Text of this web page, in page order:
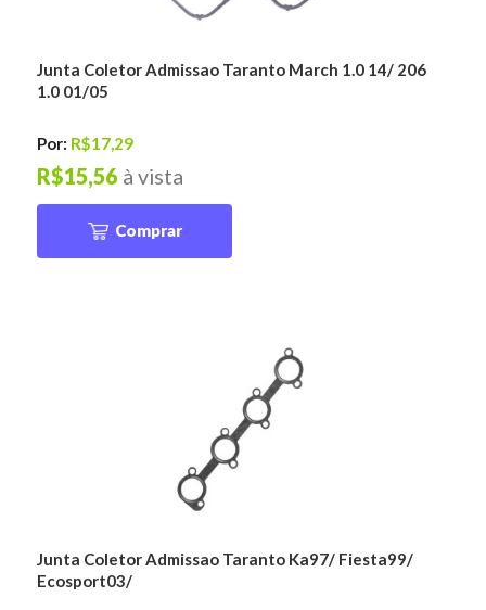
Junta Coletor Admissao Taranto March 1.0 14/ 206
1.0 01/05
Por: R$17,29
à vista
R$15,56
Comprar
Junta Coletor Admissao Taranto Ka97/ Fiesta99/
Ecosport03/